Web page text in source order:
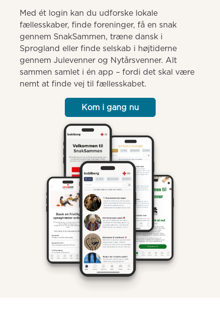
Med ét login kan du udforske lokale
fællesskaber, finde foreninger, få en snak
gennem SnakSammen, træne dansk i
Sprogland eller finde selskab i højtiderne
gennem Julevenner og Nytårsvenner. Alt
sammen samlet i én app – fordi det skal være
nemt at finde vej til fællesskabet.
Kom i gang nu